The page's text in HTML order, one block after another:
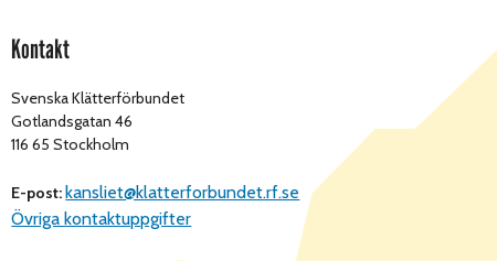
Kontakt
Svenska Klätterförbundet
Gotlandsgatan 46
116 65 Stockholm
E-post:kansliet@klatterforbundet.rf.se
Övriga kontaktuppgifter